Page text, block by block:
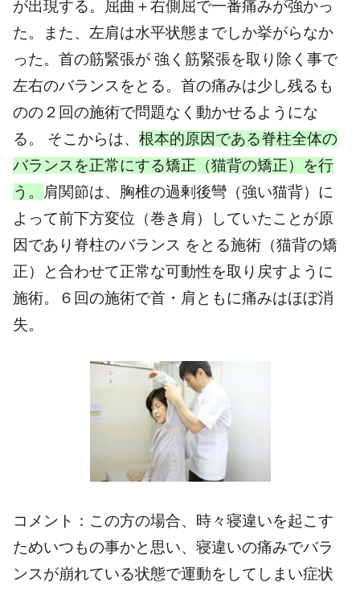
が出現する。屈曲＋右側屈で一番痛みが強かっ
た。また、左肩は水平状態までしか挙がらなか
った。首の筋緊張が 強く筋緊張を取り除く事で
左右のバランスをとる。首の痛みは少し残るも
のの２回の施術で問題なく動かせるようにな
る。 そこからは、 根本的原因である脊柱全体の
バランスを正常にする矯正（猫背の矯正）を行
う。 肩関節は、胸椎の過剰後彎（強い猫背）に
よって前下方変位（巻き肩）していたことが原
因であり脊柱のバランス をとる施術（猫背の矯
正）と合わせて正常な可動性を取り戻すように
施術。６回の施術で首・肩ともに痛みはほぼ消
失。
コメント：この方の場合、時々寝違いを起こす
ためいつもの事かと思い、寝違いの痛みでバラ
ンスが崩れている状態で運動をしてしまい症状